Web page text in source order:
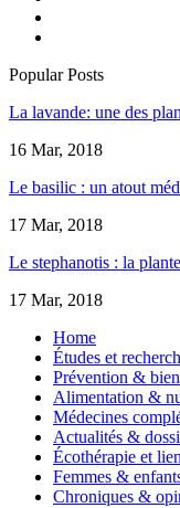
Popular Posts
La lavande: une des
16 Mar, 2018
Le basilic : un atout
17 Mar, 2018
Le stephanotis : la
17 Mar, 2018
Home
Études et
Prévention &
Alimentation &
Médecines
Actualités &
Écothérapie et
Femmes &
Chroniques &